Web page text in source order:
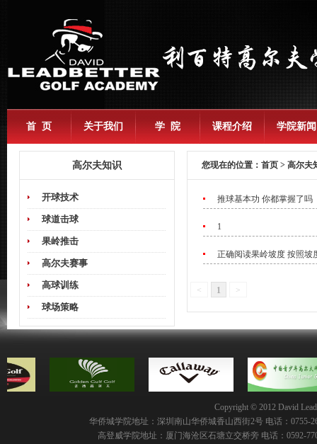
首 页 关于我们 学 院 课程介绍 学院新闻
高尔夫知识
开球技术
球道击球
果岭推击
高尔夫赛事
高球训练
球场策略
您现在的位置： 首页 > 高尔夫
推球基本功 你都掌握了吗
1
正确阅读果岭坡度 按照坡
< 1 >
Copyright © 2012 David
华侨城学院地址：深圳南山华侨城香山西街2号 电话：0755-
高登威学院地址：厦门海沧区石塘立交桥旁 电话：0592-